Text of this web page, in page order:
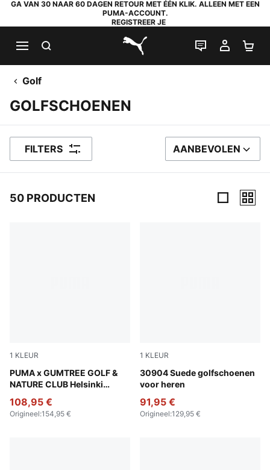
GA VAN 30 NAAR 60 DAGEN RETOUR MET ÉÉN KLIK. ALLEEN MET EEN
PUMA-ACCOUNT.
REGISTREER JE
PUMA.com
LIVE CHAT
MIJN
Golf
GOLFSCHOENEN
FILTERS SORTEER OP
AANBEVOLEN
50 PRODUCTEN
1 KLEUR
PUMA x GUMTREE GOLF &
NATURE CLUB Helsinki
Warm White-Flat Dark Gray-Dark Sage
108,95 €
Origineel:154,95 €
1 KLEUR
30904 Suede golfschoenen
voor heren
Warm White-Luso Green
91,95 €
Origineel:129,95 €